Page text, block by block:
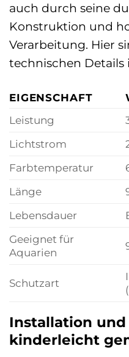
auch durch seine
Konstruktion und
Verarbeitung. Hier
technischen Details
EIGENSCHAFT
Leistung
Lichtstrom
Farbtemperatur
Länge
Lebensdauer
Geeignet für
Aquarien
Schutzart
Installation
kinderleicht